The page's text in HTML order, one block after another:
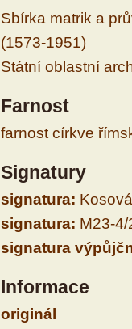
Sbírka matrik a
(1573-1951)
Státní oblastní
Farnost
farnost církve
Signatury
signatura:
signatura: M23-4/
signatura
Informace
originál